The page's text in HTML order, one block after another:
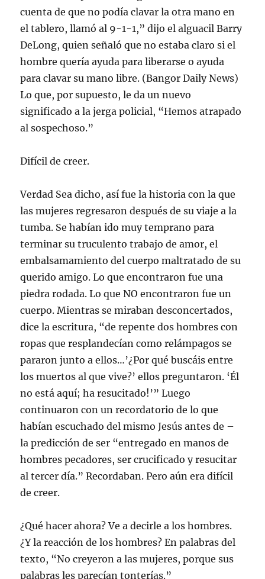
cuenta de que no podía clavar la otra mano en
el tablero, llamó al 9-1-1,” dijo el alguacil Barry
DeLong, quien señaló que no estaba claro si el
hombre quería ayuda para liberarse o ayuda
para clavar su mano libre. (Bangor Daily News)
Lo que, por supuesto, le da un nuevo
significado a la jerga policial, “Hemos atrapado
al sospechoso.”
Difícil de creer.
Verdad Sea dicho, así fue la historia con la que
las mujeres regresaron después de su viaje a la
tumba. Se habían ido muy temprano para
terminar su truculento trabajo de amor, el
embalsamamiento del cuerpo maltratado de su
querido amigo. Lo que encontraron fue una
piedra rodada. Lo que NO encontraron fue un
cuerpo. Mientras se miraban desconcertados,
dice la escritura, “de repente dos hombres con
ropas que resplandecían como relámpagos se
pararon junto a ellos…’¿Por qué buscáis entre
los muertos al que vive?’ ellos preguntaron. ‘Él
no está aquí; ha resucitado!’” Luego
continuaron con un recordatorio de lo que
habían escuchado del mismo Jesús antes de –
la predicción de ser “entregado en manos de
hombres pecadores, ser crucificado y resucitar
al tercer día.” Recordaban. Pero aún era difícil
de creer.
¿Qué hacer ahora? Ve a decirle a los hombres.
¿Y la reacción de los hombres? En palabras del
texto, “No creyeron a las mujeres, porque sus
palabras les parecían tonterías.”